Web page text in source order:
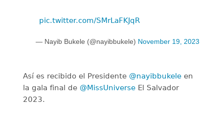
pic.twitter.com/SMrLaFKJqR
— Nayib Bukele (@nayibbukele) November 19, 2023
Así es recibido el Presidente @nayibbukele en
la gala final de @MissUniverse El Salvador
2023.